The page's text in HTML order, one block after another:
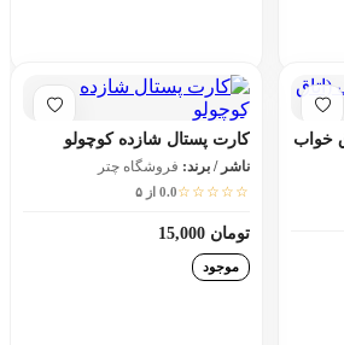
خواب
کارت پستال شازده کوچولو
ناشر / برند: فروشگاه چتر
☆☆☆☆☆0.0 از ۵
تومان 15,000
موجود